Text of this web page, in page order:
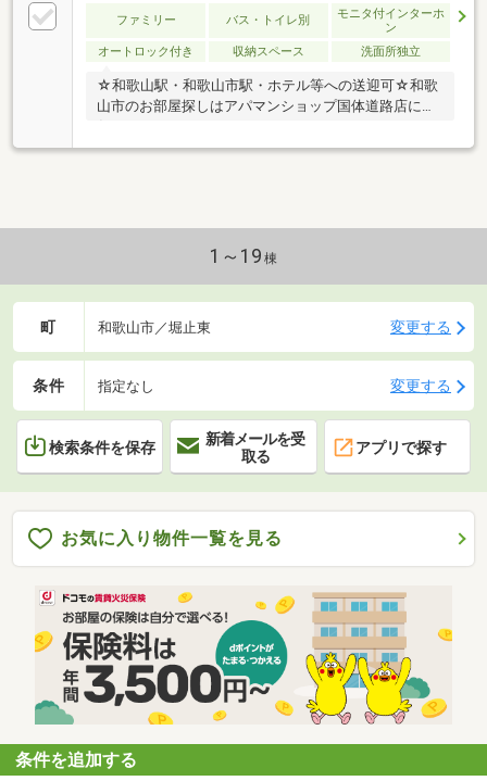
ファミリー バス・トイレ別
モニタ付インターホ
ン
オートロック付き
収納スペース 洗面所独立
☆和歌山駅・和歌山市駅・ホテル等への送迎可☆和歌
山市のお部屋探しはアパマンショップ国体道路店にお
1～19 棟
町 和歌山市／堀止東 変更する
条件 指定なし 変更する
検索条件を保存
新着メールを受
取る
アプリで探す
お気に入り物件一覧を見る
条件を追加する